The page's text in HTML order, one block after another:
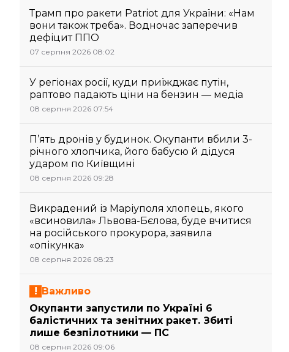
Трамп про ракети Patriot для України: «Нам
вони також треба». Водночас заперечив
дефіцит ППО
07 серпня 2026 08:02
У регіонах росії, куди приїжджає путін,
раптово падають ціни на бензин — медіа
08 серпня 2026 07:54
П’ять дронів у будинок. Окупанти вбили 3-
річного хлопчика, його бабусю й дідуся
ударом по Київщині
08 серпня 2026 09:28
Викрадений із Маріуполя хлопець, якого
«всиновила» Львова-Бєлова, буде вчитися
на російського прокурора, заявила
«опікунка»
08 серпня 2026 08:23
Важливо
Окупанти запустили по Україні 6
балістичних та зенітних ракет. Збиті
лише безпілотники — ПС
08 серпня 2026 09:06